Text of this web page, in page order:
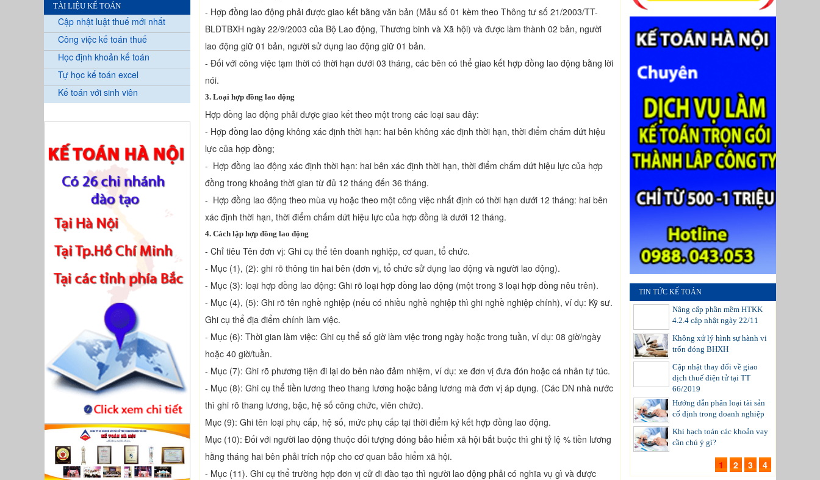
TÀI LIỆU KẾ TOÁN
Cập nhật luật thuế mới nhất
Công việc kế toán thuế
Học định khoản kế toán
Tự học kế toán excel
Kế toán với sinh viên
- Hợp đồng lao động phải được giao kết bằng văn bản (Mẫu số 01 kèm theo Thông tư số 21/2003/TT-
BLĐTBXH ngày 22/9/2003 của Bộ Lao động, Thương binh và Xã hội) và được làm thành 02 bản, người
lao động giữ 01 bản, người sử dụng lao động giữ 01 bản.
- Đối với công việc tạm thời có thời hạn dưới 03 tháng, các bên có thể giao kết hợp đồng lao động bằng lời
nói.
3. Loại hợp đồng lao động
Hợp đồng lao động phải được giao kết theo một trong các loại sau đây:
- Hợp đồng lao động không xác định thời hạn: hai bên không xác định thời hạn, thời điểm chấm dứt hiệu
lực của hợp đồng;
- Hợp đồng lao động xác định thời hạn: hai bên xác định thời hạn, thời điểm chấm dứt hiệu lực của hợp
đồng trong khoảng thời gian từ đủ 12 tháng đến 36 tháng.
- Hợp đồng lao động theo mùa vụ hoặc theo một công việc nhất định có thời hạn dưới 12 tháng: hai bên
xác định thời hạn, thời điểm chấm dứt hiệu lực của hợp đồng là dưới 12 tháng.
4. Cách lập hợp đồng lao động
- Chỉ tiêu Tên đơn vị: Ghi cụ thể tên doanh nghiệp, cơ quan, tổ chức.
- Mục (1), (2): ghi rõ thông tin hai bên (đơn vị, tổ chức sử dụng lao động và người lao động).
- Mục (3): loại hợp đồng lao động: Ghi rõ loại hợp đồng lao động (một trong 3 loại hợp đồng nêu trên).
- Mục (4), (5): Ghi rõ tên nghề nghiệp (nếu có nhiều nghề nghiệp thì ghi nghề nghiệp chính), ví dụ: Kỹ sư.
Ghi cụ thể địa điểm chính làm việc.
- Mục (6): Thời gian làm việc: Ghi cụ thể số giờ làm việc trong ngày hoặc trong tuần, ví dụ: 08 giờ/ngày
hoặc 40 giờ/tuần.
- Mục (7): Ghi rõ phương tiện đi lại do bên nào đảm nhiệm, ví dụ: xe đơn vị đưa đón hoặc cá nhân tự túc.
- Mục (8): Ghi cụ thể tiền lương theo thang lương hoặc bảng lương mà đơn vị áp dụng. (Các DN nhà nước
thì ghi rõ thang lương, bậc, hệ số công chức, viên chức).
Mục (9): Ghi tên loại phụ cấp, hệ số, mức phụ cấp tại thời điểm ký kết hợp đồng lao động.
Mục (10): Đối với người lao động thuộc đối tượng đóng bảo hiểm xã hội bắt buộc thì ghi tỷ lệ % tiền lương
hằng tháng hai bên phải trích nộp cho cơ quan bảo hiểm xã hội.
- Mục (11). Ghi cụ thể trường hợp đơn vị cử đi đào tạo thì người lao động phải có nghĩa vụ gì và được
TIN TỨC KẾ TOÁN
Nâng cấp phần mềm HTKK
4.2.4 cập nhật ngày 22/11
Không xử lý hình sự hành vi
trốn đóng BHXH
Cập nhật thay đổi về giao
dịch thuế điện tử tại TT
66/2019
Hướng dẫn phân loại tài sản
cố định trong doanh nghiệp
Khi hạch toán các khoản vay
cần chú ý gì?
1 2 3 4